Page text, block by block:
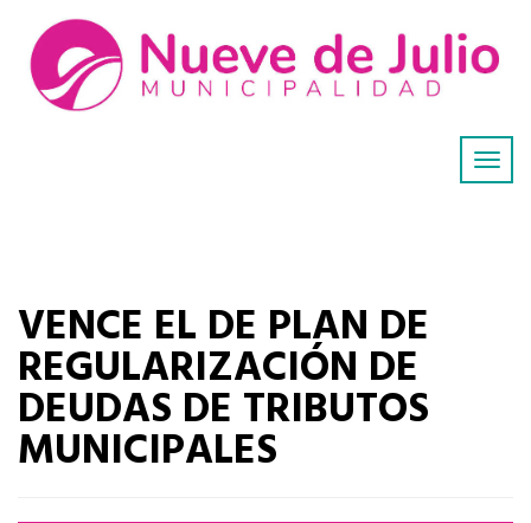
VENCE EL DE PLAN DE
REGULARIZACIÓN DE
DEUDAS DE TRIBUTOS
MUNICIPALES